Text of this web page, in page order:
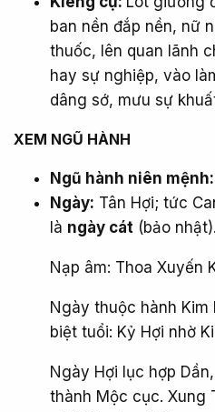
ban nền đắp nền, nữ
thuốc, lên quan lãnh
hay sự nghiệp, vào
dâng sớ, mưu sự
XEM NGŨ HÀNH​
Ngũ hành niên mệnh:
Ngày: Tân Hợi; tức
là ngày cát (bảo nhật).
Nạp âm: Thoa Xuyến
Ngày thuộc hành
biệt tuổi: Kỷ Hợi nhờ
Ngày Hợi lục hợp
thành Mộc cục. Xung